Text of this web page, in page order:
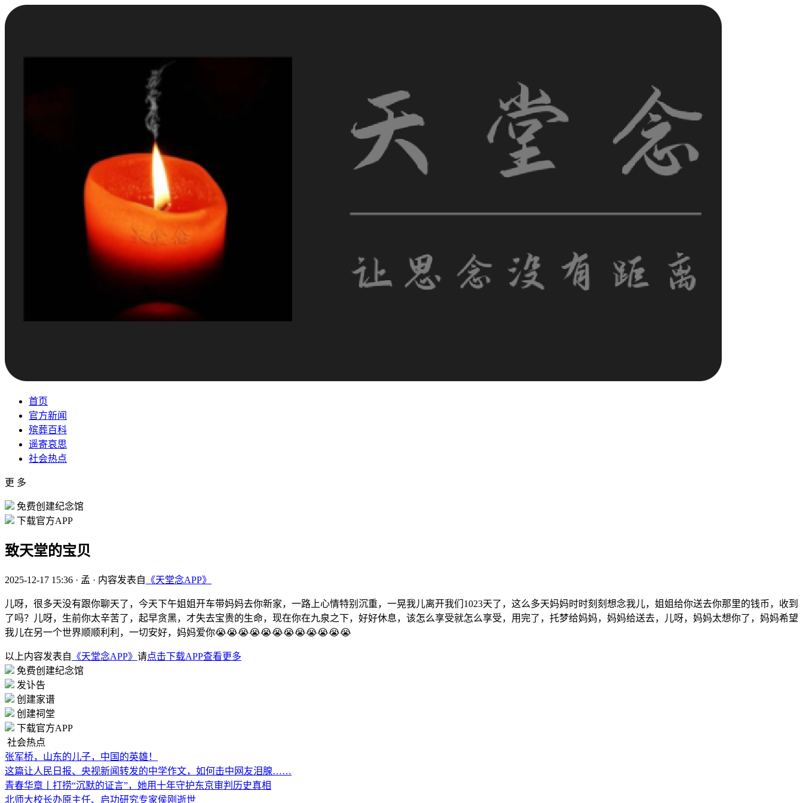
首页
官方新闻
殡葬百科
遥寄哀思
社会热点
更 多
免费创建纪念馆
下载官方APP
致天堂的宝贝
2025-12-17 15:36 · 孟 · 内容发表自 《天堂念APP》
儿呀，很多天没有跟你聊天了，今天下午姐姐开车带妈妈去你新家，一路上心情特别沉重，一晃我儿离开我们1023天了，这么多天妈妈时时刻刻想念我儿，姐姐给你送去你那里的钱币，收到
了吗？儿呀，生前你太辛苦了，起早贪黑，才失去宝贵的生命，现在你在九泉之下，好好休息，该怎么享受就怎么享受，用完了，托梦给妈妈，妈妈给送去，儿呀，妈妈太想你了，妈妈希望
我儿在另一个世界顺顺利利，一切安好，妈妈爱你😭😭😭😭😭😭😭😭😭😭😭😭
以上内容发表自 《天堂念APP》 请点击下载APP查看更多
免费创建纪念馆
发讣告
创建家谱
创建祠堂
下载官方APP
社会热点
张军桥，山东的儿子，中国的英雄！
这篇让人民日报、央视新闻转发的中学作文，如何击中网友泪腺……
青春华章丨打捞“沉默的证言”，她用十年守护东京审判历史真相
北师大校长办原主任、启功研究专家侯刚逝世